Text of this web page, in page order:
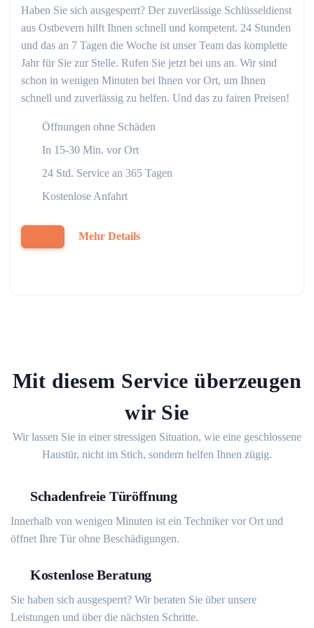
Haben Sie sich ausgesperrt? Der zuverlässige Schlüsseldienst
aus Ostbevern hilft Ihnen schnell und kompetent. 24 Stunden
und das an 7 Tagen die Woche ist unser Team das komplette
Jahr für Sie zur Stelle. Rufen Sie jetzt bei uns an. Wir sind
schon in wenigen Minuten bei Ihnen vor Ort, um Ihnen
schnell und zuverlässig zu helfen. Und das zu fairen Preisen!
Öffnungen ohne Schäden
In 15-30 Min. vor Ort
24 Std. Service an 365 Tagen
Kostenlose Anfahrt
Mehr Details
Mit diesem Service überzeugen
wir Sie
Wir lassen Sie in einer stressigen Situation, wie eine geschlossene
Haustür, nicht im Stich, sondern helfen Ihnen zügig.
Schadenfreie Türöffnung
Innerhalb von wenigen Minuten ist ein Techniker vor Ort und
öffnet Ihre Tür ohne Beschädigungen.
Kostenlose Beratung
Sie haben sich ausgesperrt? Wir beraten Sie über unsere
Leistungen und über die nächsten Schritte.